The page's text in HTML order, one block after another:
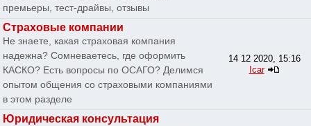
премьеры, тест-драйвы, отзывы
Страховые компании
Не знаете, какая страховая компания
надежна? Сомневаетесь, где оформить
КАСКО? Есть вопросы по ОСАГО? Делимся
опытом общения со страховыми компаниями
в этом разделе
14 12 2020, 15:16
Icar
Юридическая консультация